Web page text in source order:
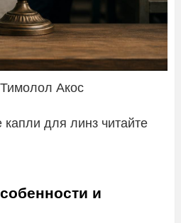
Акос
капли для линз читайте
и